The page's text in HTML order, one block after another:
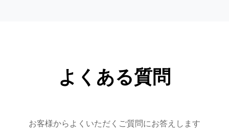
よくある質問
お客様からよくいただくご質問にお答えします